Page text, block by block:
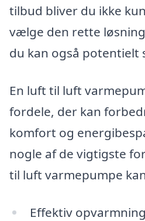
tilbud bliver du ikke
vælge den rette
du kan også potentielt
En luft til luft
fordele, der kan
komfort og
nogle af de vigtigste
til luft varmepumpe
Effektiv